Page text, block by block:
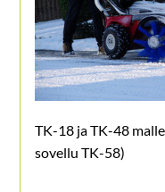
TK-18 ja TK-48
sovellu TK-58)